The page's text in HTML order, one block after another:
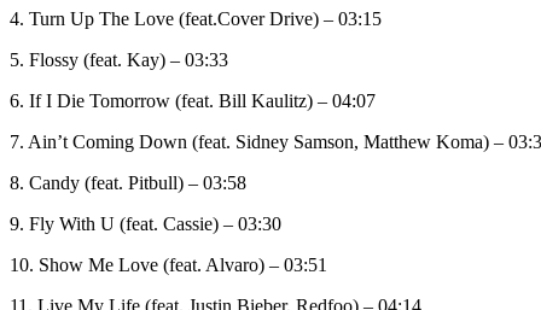
4. Turn Up The Love (feat.Cover Drive) – 03:15
5. Flossy (feat. Kay) – 03:33
6. If I Die Tomorrow (feat. Bill Kaulitz) – 04:07
7. Ain’t Coming Down (feat. Sidney Samson, Matthew Koma) –
8. Candy (feat. Pitbull) – 03:58
9. Fly With U (feat. Cassie) – 03:30
10. Show Me Love (feat. Alvaro) – 03:51
11. Live My Life (feat. Justin Bieber, Redfoo) – 04:14